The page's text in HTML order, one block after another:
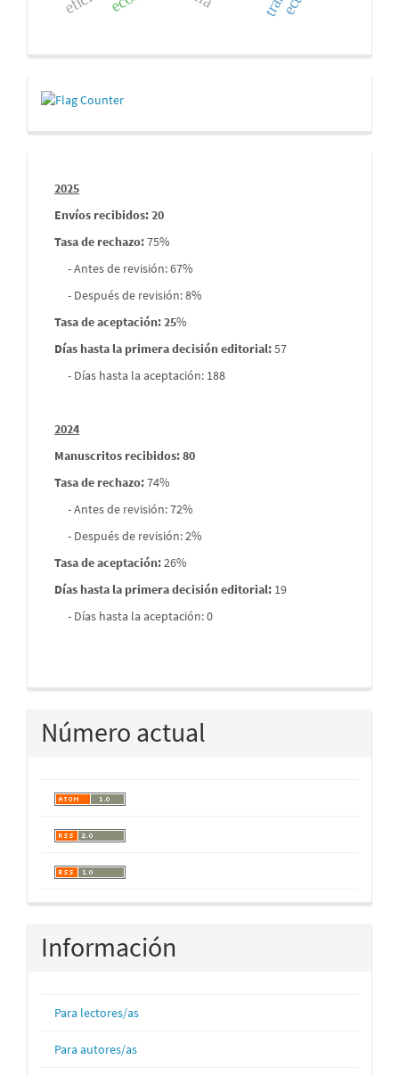
Contador
de
envios
2025
Envíos recibidos: 20
Tasa de rechazo:75%
- Antes de revisión: 67%
- Después de revisión: 8%
Tasa de aceptación: 25%
Días hasta la primera decisión editorial:57
- Días hasta la aceptación: 188
2024
Manuscritos recibidos: 80
Tasa de rechazo:74%
- Antes de revisión: 72%
- Después de revisión: 2%
Tasa de aceptación:26%
Días hasta la primera decisión editorial: 19
- Días hasta la aceptación: 0
Número actual
Información
Para lectores/as
Para autores/as